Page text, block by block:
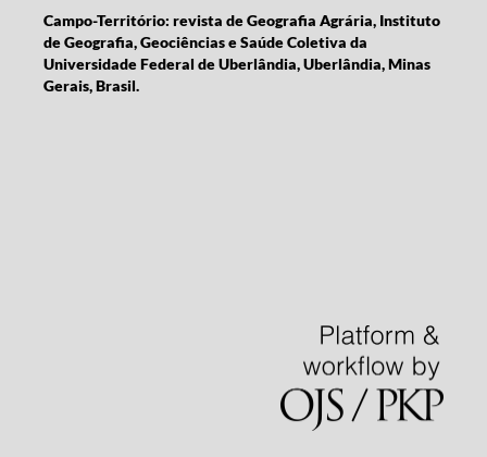
Campo-Território: revista de Geografia Agrária, Instituto
de Geografia, Geociências e Saúde Coletiva da
Universidade Federal de Uberlândia, Uberlândia, Minas
Gerais, Brasil.